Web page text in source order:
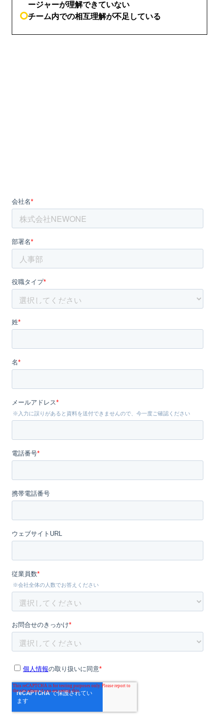
ージャーが理解できていない
チーム内での相互理解が不足している